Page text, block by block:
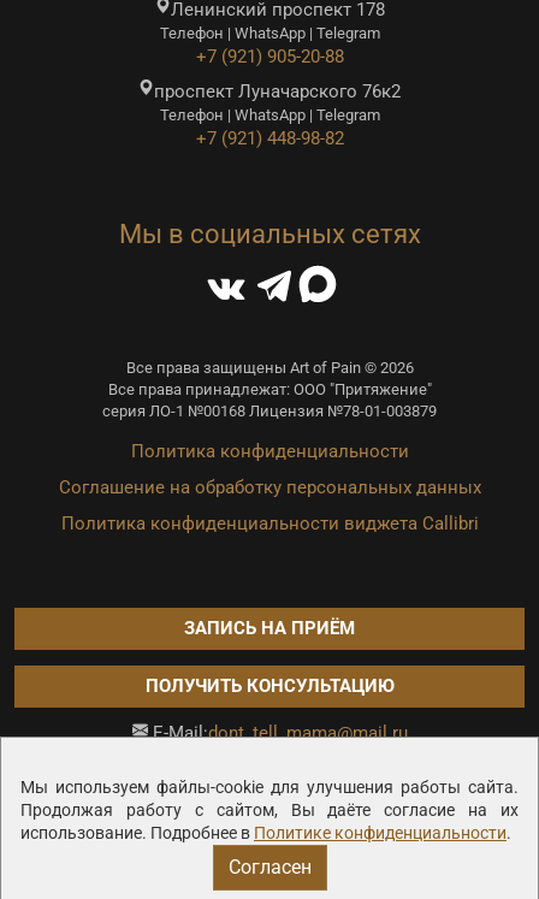
Мы используем файлы-cookie для улучшения работы сайта.
Продолжая работу с сайтом, Вы даёте согласие на их
использование. Подробнее в Политике конфиденциальности.
Согласен
Ленинский проспект 178
Телефон | WhatsApp | Telegram
+7 (921) 905-20-88
проспект Луначарского 76к2
Телефон | WhatsApp | Telegram
+7 (921) 448-98-82
Мы в социальных сетях
Все права защищены Art of Pain © 2026
Все права принадлежат: ООО "Притяжение"
серия ЛО-1 №00168 Лицензия №78-01-003879
Политика конфиденциальности
Соглашение на обработку персональных данных
Политика конфиденциальности виджета Callibri
ЗАПИСЬ НА ПРИЁМ
ПОЛУЧИТЬ КОНСУЛЬТАЦИЮ
E-Mail:dont_tell_mama@mail.ru